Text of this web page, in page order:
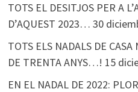
TOTS EL DESITJOS PER A
D’AQUEST 2023… 30
TOTS ELS NADALS DE CASA
DE TRENTA ANYS…! 15
EN EL NADAL DE 2022: